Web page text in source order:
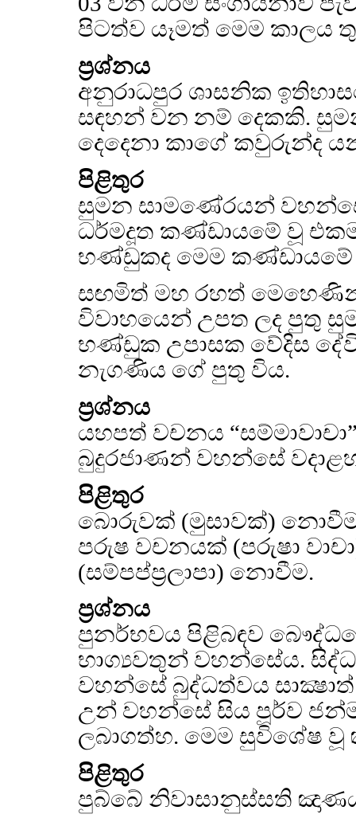
පිටත්ව යෑමත් මෙම කාලය
ප්‍රශ්නය
අනුරාධපුර ශාසනික
සඳහන් වන නම් දෙකකි.
දෙදෙනා කාගේ කවුරුන්ද
පිළිතුර
සුමන සාමණේරයන්
ධර්මදූත කණ්ඩායමේ වූ
භණ්ඩුකද මෙම කණ්ඩායමේ
සඟමිත් මහ රහත්
විවාහයෙන් උපත ලද පුතු
භණ්ඩුක උපාසක වේදිස
නැගණිය ගේ පුතු විය.
ප්‍රශ්නය
යහපත් වචනය
බුදුරජාණන් වහන්සේ
පිළිතුර
බොරුවක් (මුසාවක්)
පරුෂ වචනයක් (පරුෂා
(සම්පප්ප්‍රලාපා) නොවීම.
ප්‍රශ්නය
පුනර්භවය පිළිබඳව
භාග්‍යවතුන් වහන්සේය.
වහන්සේ බුද්ධත්වය සාක්‍ෂාත්
උන් වහන්සේ සිය පූර්ව
ලබාගත්හ. මෙම සුවිශේෂ
පිළිතුර
පුබ්බේ නිවාසානුස්සති